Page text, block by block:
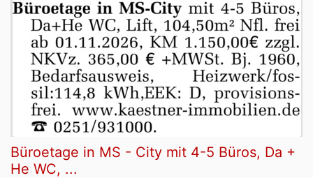
Büroetage in MS - City mit 4-5 Büros, Da +
He WC, ...